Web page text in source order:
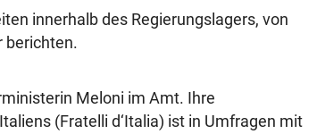
innerhalb des Regierungslagers, von
berichten.
Meloni im Amt. Ihre
(Fratelli d‘Italia) ist in Umfragen mit